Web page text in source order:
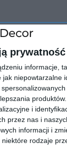
prywatność
informacje,
niepowtarzalne
produktów.
i
przez nas i
informacji i
niektóre rodzaje